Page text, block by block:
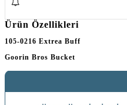
Ürün Özellikleri
105-0216 Extrea Buff
Goorin Bros Bucket